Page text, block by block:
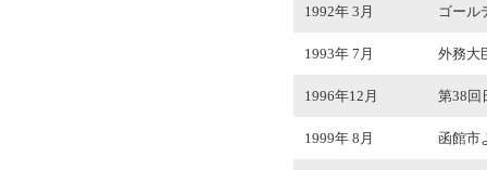
1992年 3月 ゴール
1993年 7月 外務大
1996年12月 第38回
1999年 8月 函館市